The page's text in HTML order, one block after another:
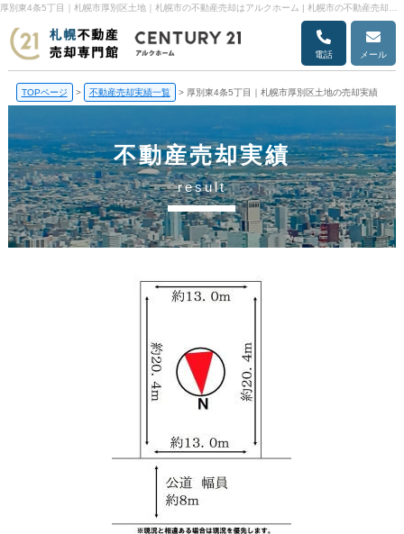
電話 メール
TOPページ > 不動産売却実績一覧 > 厚別東4条5丁目｜札幌市厚別区土地の売却実績
不動産売却実績
result